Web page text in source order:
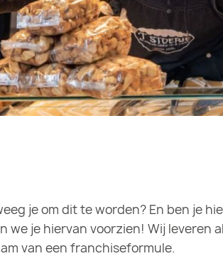
je om dit te worden? En ben je
we je hiervan voorzien! Wij leveren
van een franchiseformule.